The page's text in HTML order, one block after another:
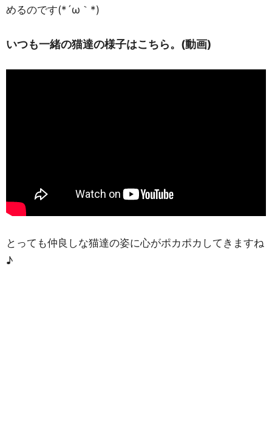
めるのです(*´ω｀*)
いつも一緒の猫達の様子はこちら。(動画)
とっても仲良しな猫達の姿に心がポカポカしてきますね
♪